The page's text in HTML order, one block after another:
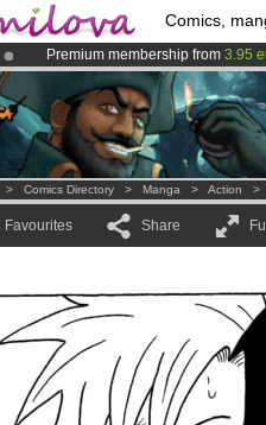
Comics,
Premium membership from 3.95
Already 100000membersand
AmilovaKickstarter is now LIVE!.
> Comics Directory > Manga > Action >
Favourites Share